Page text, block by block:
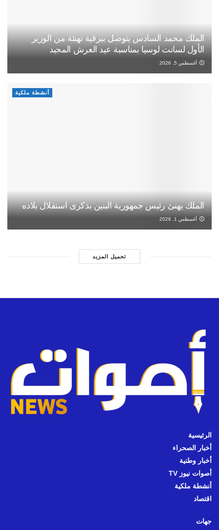
الملك محمد السادس يتوصل ببرقية تهنئة من الوزير
الأول لسانت لوسيا بمناسبة عيد العرش المجيد
أغسطس 5, 2026
أنشطة ملكية
الملك يهنئ رئيس جمهورية البنين بذكرى استقلال بلاده
أغسطس 1, 2026
تحميل المزيد
الرئيسية
أخبار الصحراء
أخبار وطنية
أصوات نيوز TV
أنشطة ملكية
اقتصاد
جهات